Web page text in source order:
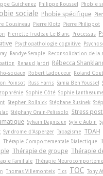
Guichenez Philippe Roussel Phobie
sociale Phobie spécifique
Cousineau
Pierre Klotz Pierre Philippot
Pierrette Trudeau Le Blanc Processus
Psychopathologie cognitive
Randye Semple Reconsolidation de la
Renaud Jardri Rébecca
sociaux Robert Ladouceur Roland
Poinsot Russ Harris Samia Ben Youssef
Sophie Côté Sophie
Stephen Rollnick Stéphane Rusinek
Stéphany Orain-Pelissolo
Stress
Sylvain Dagneaux Sylvie Aubin
Syndrome d'Asperger Tabagisme TDAH
Thérapie Comportementale Dialectique
Thérapie de groupe Thérapie
Familiale Thérapie
Thomas Villemonteix Tics TOC Tony